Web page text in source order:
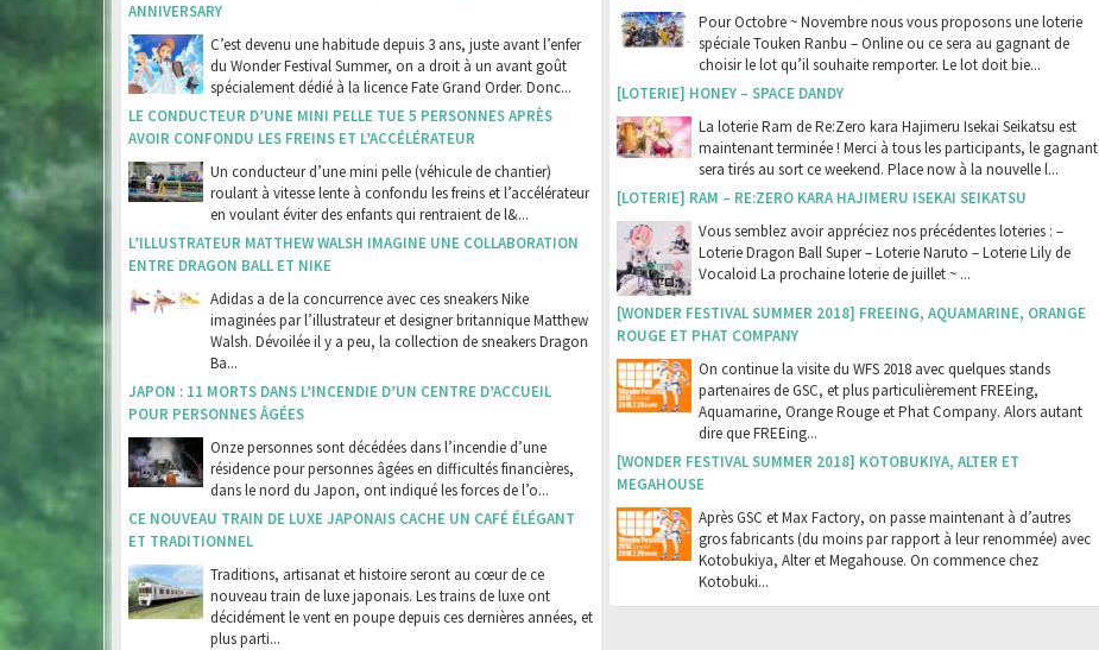
ANNIVERSARY
C’est devenu une habitude depuis 3 ans, juste avant l’enfer
du Wonder Festival Summer, on a droit à un avant goût
spécialement dédié à la licence Fate Grand Order. Donc...
LE CONDUCTEUR D’UNE MINI PELLE TUE 5 PERSONNES APRÈS
AVOIR CONFONDU LES FREINS ET L’ACCÉLÉRATEUR
Un conducteur d’une mini pelle (véhicule de chantier)
roulant à vitesse lente à confondu les freins et l’accélérateur
en voulant éviter des enfants qui rentraient de l&...
L’ILLUSTRATEUR MATTHEW WALSH IMAGINE UNE COLLABORATION
ENTRE DRAGON BALL ET NIKE
Adidas a de la concurrence avec ces sneakers Nike
imaginées par l’illustrateur et designer britannique Matthew
Walsh. Dévoilée il y a peu, la collection de sneakers Dragon
Ba...
JAPON : 11 MORTS DANS L’INCENDIE D’UN CENTRE D’ACCUEIL
POUR PERSONNES ÂGÉES
Onze personnes sont décédées dans l’incendie d’une
résidence pour personnes âgées en difficultés financières,
dans le nord du Japon, ont indiqué les forces de l’o...
CE NOUVEAU TRAIN DE LUXE JAPONAIS CACHE UN CAFÉ ÉLÉGANT
ET TRADITIONNEL
Traditions, artisanat et histoire seront au cœur de ce
nouveau train de luxe japonais. Les trains de luxe ont
décidément le vent en poupe depuis ces dernières années, et
plus parti...
Pour Octobre ~ Novembre nous vous proposons une loterie
spéciale Touken Ranbu – Online ou ce sera au gagnant de
choisir le lot qu’il souhaite remporter. Le lot doit bie...
[LOTERIE] HONEY – SPACE DANDY
La loterie Ram de Re:Zero kara Hajimeru Isekai Seikatsu est
maintenant terminée ! Merci à tous les participants, le gagnant
sera tirés au sort ce weekend. Place now à la nouvelle l...
[LOTERIE] RAM – RE:ZERO KARA HAJIMERU ISEKAI SEIKATSU
Vous semblez avoir appréciez nos précédentes loteries : –
Loterie Dragon Ball Super – Loterie Naruto – Loterie Lily de
Vocaloid La prochaine loterie de juillet ~ ...
[WONDER FESTIVAL SUMMER 2018] FREEING, AQUAMARINE, ORANGE
ROUGE ET PHAT COMPANY
On continue la visite du WFS 2018 avec quelques stands
partenaires de GSC, et plus particulièrement FREEing,
Aquamarine, Orange Rouge et Phat Company. Alors autant
dire que FREEing...
[WONDER FESTIVAL SUMMER 2018] KOTOBUKIYA, ALTER ET
MEGAHOUSE
Après GSC et Max Factory, on passe maintenant à d’autres
gros fabricants (du moins par rapport à leur renommée) avec
Kotobukiya, Alter et Megahouse. On commence chez
Kotobuki...